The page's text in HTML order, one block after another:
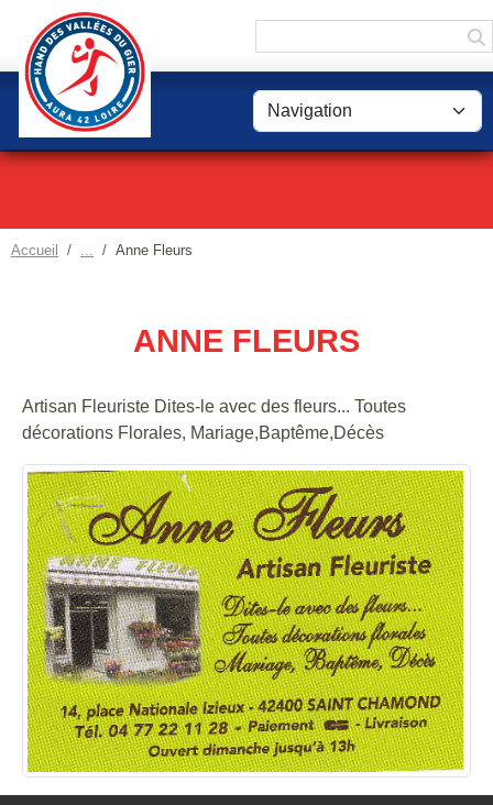
Accueil Anne Fleurs
ANNE FLEURS
Artisan Fleuriste Dites-le avec des fleurs... Toutes
décorations Florales, Mariage,Baptême,Décès
Panneau de gestion des cookies